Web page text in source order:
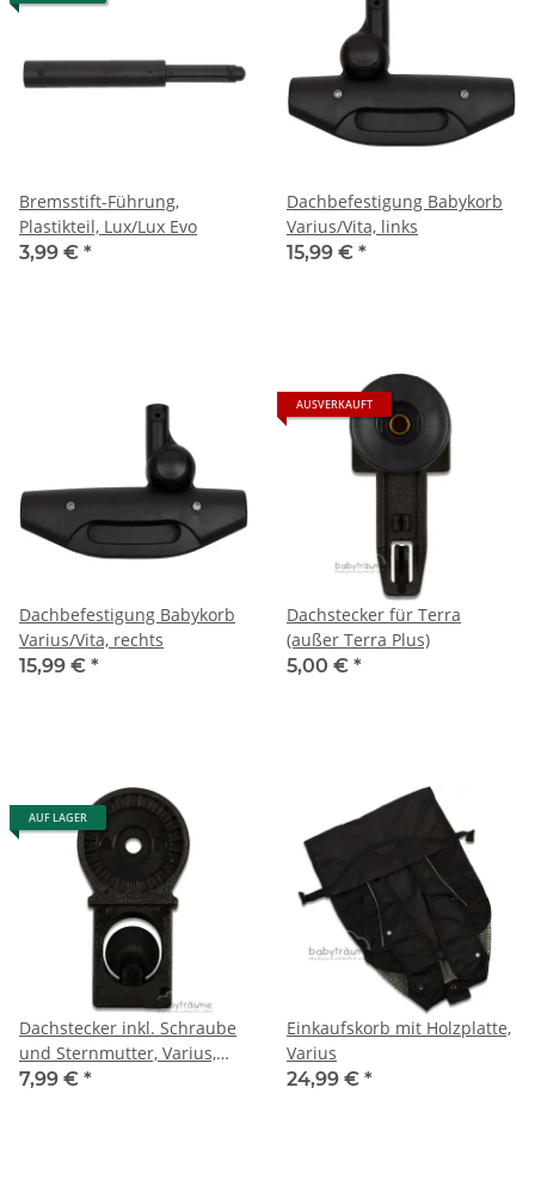
Bremsstift-Führung,
Plastikteil, Lux/Lux Evo
3,99 € *
Dachbefestigung Babykorb
Varius/Vita, links
15,99 € *
Dachbefestigung Babykorb
Varius/Vita, rechts
15,99 € *
AUSVERKAUFT
Dachstecker für Terra
(außer Terra Plus)
5,00 € *
AUF LAGER
Dachstecker inkl. Schraube
und Sternmutter, Varius,
Vita, Terra plus
7,99 € *
Einkaufskorb mit Holzplatte,
Varius
24,99 € *